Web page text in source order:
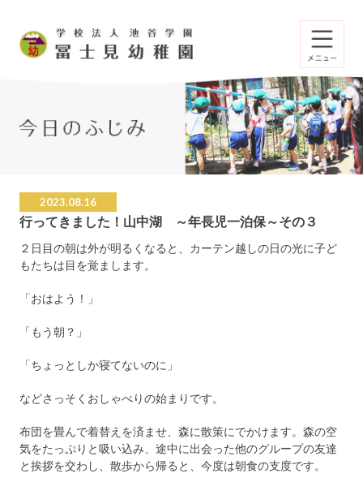
2023.08.16
行ってきました！山中湖 ～年長児一泊保～その３
２日目の朝は外が明るくなると、カーテン越しの日の光に子ど
もたちは目を覚まします。
「おはよう！」
「もう朝？」
「ちょっとしか寝てないのに」
などさっそくおしゃべりの始まりです。
布団を畳んで着替えを済ませ、森に散策にでかけます。森の空
気をたっぷりと吸い込み、途中に出会った他のグループの友達
と挨拶を交わし、散歩から帰ると、今度は朝食の支度です。